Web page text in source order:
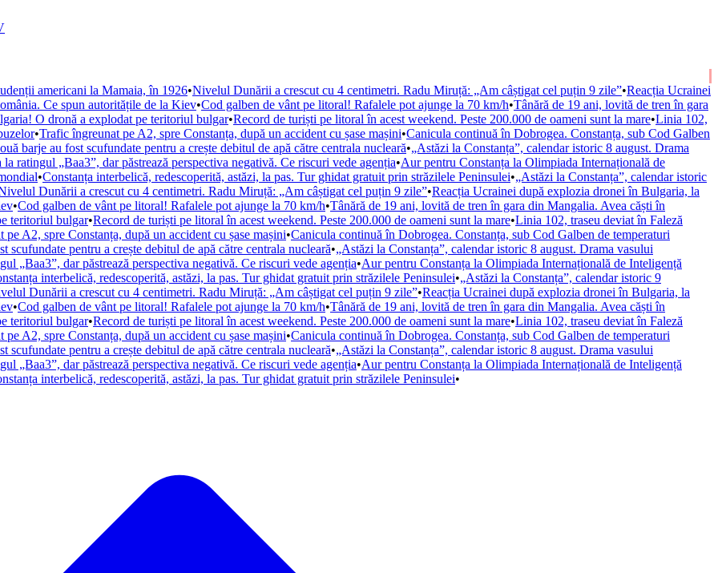
americani la Mamaia, în 1926•Nivelul Dunării a crescut cu 4 centimetri. Radu Miruță: „Am câștigat cel puțin 9 zile”•Reacția Ucrainei
Ce spun autoritățile de la Kiev•Cod galben de vânt pe litoral! Rafalele pot ajunge la 70 km/h•Tânără de 19 ani, lovită de tren în gara
O dronă a explodat pe teritoriul bulgar•Record de turiști pe litoral în acest weekend. Peste 200.000 de oameni sunt la mare•Linia 102,
•Trafic îngreunat pe A2, spre Constanța, după un accident cu șase mașini•Canicula continuă în Dobrogea. Constanța, sub Cod Galben
barje au fost scufundate pentru a crește debitul de apă către centrala nucleară•„Astăzi la Constanța”, calendar istoric 8 august. Drama
ratingul „Baa3”, dar păstrează perspectiva negativă. Ce riscuri vede agenția•Aur pentru Constanța la Olimpiada Internațională de
•Constanța interbelică, redescoperită, astăzi, la pas. Tur ghidat gratuit prin străzilele Peninsulei•„Astăzi la Constanța”, calendar istoric
Dunării a crescut cu 4 centimetri. Radu Miruță: „Am câștigat cel puțin 9 zile”•Reacția Ucrainei după explozia dronei în Bulgaria, la
•Cod galben de vânt pe litoral! Rafalele pot ajunge la 70 km/h•Tânără de 19 ani, lovită de tren în gara din Mangalia. Avea căști în
teritoriul bulgar•Record de turiști pe litoral în acest weekend. Peste 200.000 de oameni sunt la mare•Linia 102, traseu deviat în Faleză
pe A2, spre Constanța, după un accident cu șase mașini•Canicula continuă în Dobrogea. Constanța, sub Cod Galben de temperaturi
pentru a crește debitul de apă către centrala nucleară•„Astăzi la Constanța”, calendar istoric 8 august. Drama vasului
„Baa3”, dar păstrează perspectiva negativă. Ce riscuri vede agenția•Aur pentru Constanța la Olimpiada Internațională de Inteligență
interbelică, redescoperită, astăzi, la pas. Tur ghidat gratuit prin străzilele Peninsulei•„Astăzi la Constanța”, calendar istoric 9
Dunării a crescut cu 4 centimetri. Radu Miruță: „Am câștigat cel puțin 9 zile”•Reacția Ucrainei după explozia dronei în Bulgaria, la
•Cod galben de vânt pe litoral! Rafalele pot ajunge la 70 km/h•Tânără de 19 ani, lovită de tren în gara din Mangalia. Avea căști în
teritoriul bulgar•Record de turiști pe litoral în acest weekend. Peste 200.000 de oameni sunt la mare•Linia 102, traseu deviat în Faleză
pe A2, spre Constanța, după un accident cu șase mașini•Canicula continuă în Dobrogea. Constanța, sub Cod Galben de temperaturi
pentru a crește debitul de apă către centrala nucleară•„Astăzi la Constanța”, calendar istoric 8 august. Drama vasului
„Baa3”, dar păstrează perspectiva negativă. Ce riscuri vede agenția•Aur pentru Constanța la Olimpiada Internațională de Inteligență
interbelică, redescoperită, astăzi, la pas. Tur ghidat gratuit prin străzilele Peninsulei•